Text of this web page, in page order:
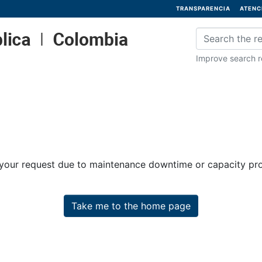
TRANSPARENCIA
Improve search
request due to maintenance downtime or capacity
Take me to the home page